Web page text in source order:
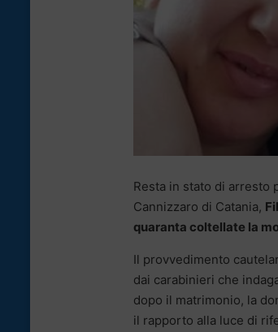
Resta in stato di arresto
Cannizzaro di Catania,
quaranta coltellate la
Il provvedimento
dai carabinieri che
dopo il matrimonio, la
il rapporto alla luce di